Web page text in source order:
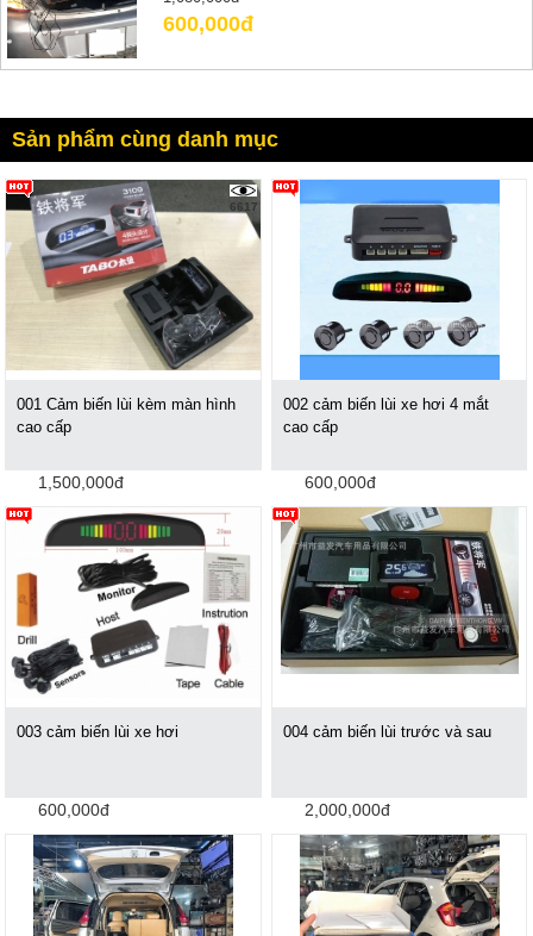
600,000đ
Sản phẩm cùng danh mục
6617
001 Cảm biến lùi kèm màn hình
cao cấp
1,500,000đ
002 cảm biến lùi xe hơi 4 mắt
cao cấp
600,000đ
003 cảm biến lùi xe hơi
600,000đ
004 cảm biến lùi trước và sau
2,000,000đ